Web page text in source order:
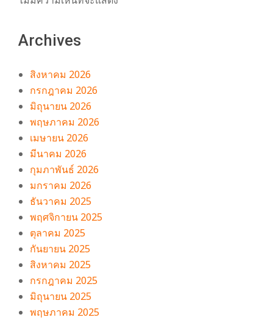
Archives
สิงหาคม 2026
กรกฎาคม 2026
มิถุนายน 2026
พฤษภาคม 2026
เมษายน 2026
มีนาคม 2026
กุมภาพันธ์ 2026
มกราคม 2026
ธันวาคม 2025
พฤศจิกายน 2025
ตุลาคม 2025
กันยายน 2025
สิงหาคม 2025
กรกฎาคม 2025
มิถุนายน 2025
พฤษภาคม 2025